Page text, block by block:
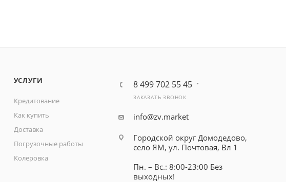
УСЛУГИ
Кредитование
Как купить
Доставка
Погрузочные работы
Колеровка
8 499 702 55 45
ЗАКАЗАТЬ ЗВОНОК
info@zv.market
Городской округ Домодедово,
село ЯМ, ул. Почтовая, Вл 1
Пн. – Вс.: 8:00-23:00 Без
выходных!